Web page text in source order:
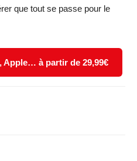
que tout se passe pour le
Apple… à partir de 29,99€